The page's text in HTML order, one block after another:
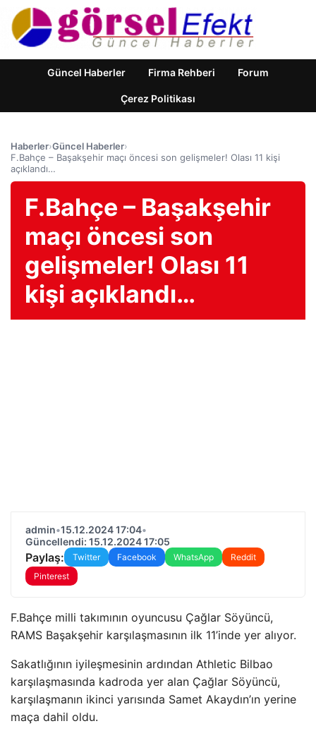
Güncel Haberler Firma Rehberi Forum
Çerez Politikası
Haberler›Güncel Haberler›
F.Bahçe – Başakşehir maçı öncesi son gelişmeler! Olası 11 kişi
açıklandı…
F.Bahçe – Başakşehir
maçı öncesi son
gelişmeler! Olası 11
kişi açıklandı…
admin•15.12.2024 17:04•
Güncellendi: 15.12.2024 17:05
Paylaş: Twitter Facebook WhatsApp
Reddit
Pinterest
F.Bahçe milli takımının oyuncusu Çağlar Söyüncü,
RAMS Başakşehir karşılaşmasının ilk 11’inde yer alıyor.
Sakatlığının iyileşmesinin ardından Athletic Bilbao
karşılaşmasında kadroda yer alan Çağlar Söyüncü,
karşılaşmanın ikinci yarısında Samet Akaydın’ın yerine
maça dahil oldu.